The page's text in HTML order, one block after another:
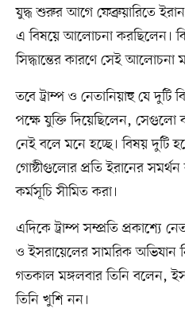
যুদ্ধ শুরুর আগে ফেব্রুয়ারিতে ইরান
এ বিষয়ে আলোচনা করছিলেন।
সিদ্ধান্তের কারণে সেই আলোচনা
তবে ট্রাম্প ও নেতানিয়াহু যে দুটি
পক্ষে যুক্তি দিয়েছিলেন,
নেই বলে মনে হচ্ছে। বিষয় দুটি
গোষ্ঠীগুলোর প্রতি ইরানের সমর্থন
কর্মসূচি সীমিত করা।
এদিকে ট্রাম্প সম্প্রতি প্রকাশ্যে
ও ইসরায়েলের সামরিক অভিযান
গতকাল মঙ্গলবার তিনি বলেন,
তিনি খুশি নন।